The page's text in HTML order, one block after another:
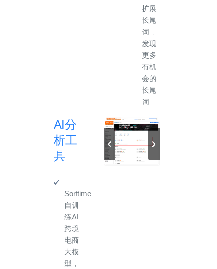
扩展
长尾
词，
发现
更多
有机
会的
长尾
词
AI分
析工
具
Sorftime
自训
练AI
跨境
电商
大模
型，